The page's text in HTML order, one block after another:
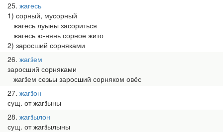
25 жагесь
1) сорный, мусорный
жагесь луыны засориться
жагесь ю-нянь сорное жито
2) заросший сорняками
26 жагӟем
заросший сорняками
жагӟем сезьы заросший сорняком овёс
27 жагӟон
сущ. от жагӟыны
28 жагӟылон
сущ. от жагӟылыны